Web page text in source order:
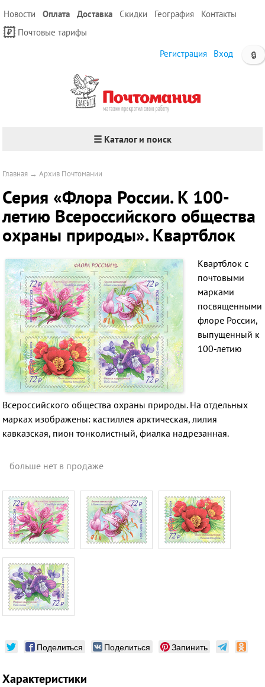
Новости Оплата Доставка Скидки География
Контакты
Почтовые тарифы
🔒
Регистрация Вход
☰ Каталог и поиск
Главная →Архив Почтомании
Серия «Флора России. К 100-
летию Всероссийского общества
охраны природы». Квартблок
Квартблок с
почтовыми
марками
посвященными
флоре России,
выпущенный к
100-летию
Всероссийского общества охраны природы. На отдельных
марках изображены: кастиллея арктическая, лилия
кавказская, пион тонколистный, фиалка надрезанная.
больше нет в продаже
Поделиться Поделиться Запинить
Характеристики